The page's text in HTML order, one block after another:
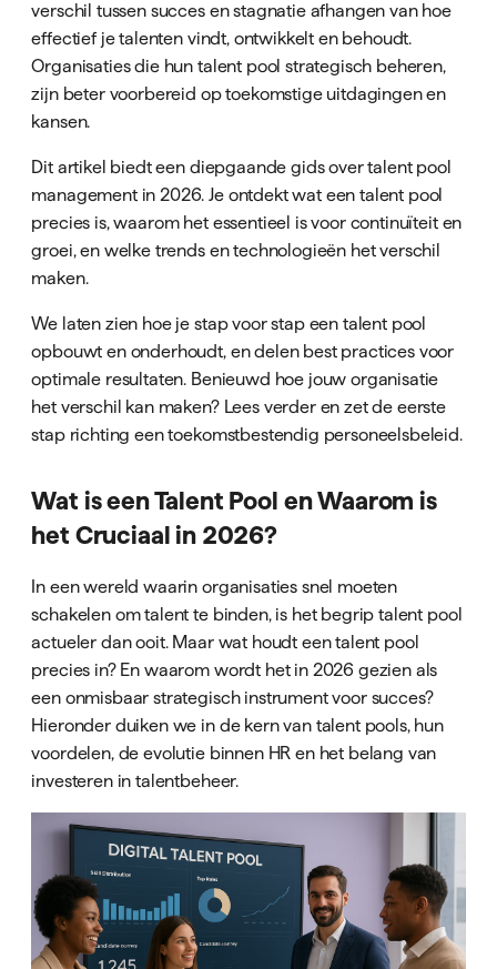
verschil tussen succes en stagnatie afhangen van hoe
effectief je talenten vindt, ontwikkelt en behoudt.
Organisaties die hun talent pool strategisch beheren,
zijn beter voorbereid op toekomstige uitdagingen en
kansen.
Dit artikel biedt een diepgaande gids over talent pool
management in 2026. Je ontdekt wat een talent pool
precies is, waarom het essentieel is voor continuïteit en
groei, en welke trends en technologieën het verschil
maken.
We laten zien hoe je stap voor stap een talent pool
opbouwt en onderhoudt, en delen best practices voor
optimale resultaten. Benieuwd hoe jouw organisatie
het verschil kan maken? Lees verder en zet de eerste
stap richting een toekomstbestendig personeelsbeleid.
Wat is een Talent Pool en Waarom is
het Cruciaal in 2026?
In een wereld waarin organisaties snel moeten
schakelen om talent te binden, is het begrip talent pool
actueler dan ooit. Maar wat houdt een talent pool
precies in? En waarom wordt het in 2026 gezien als
een onmisbaar strategisch instrument voor succes?
Hieronder duiken we in de kern van talent pools, hun
voordelen, de evolutie binnen HR en het belang van
investeren in talentbeheer.